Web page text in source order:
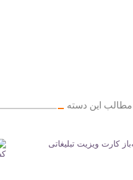
مطالب این دسته